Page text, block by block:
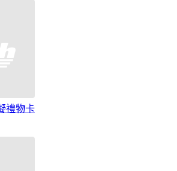
禮物卡